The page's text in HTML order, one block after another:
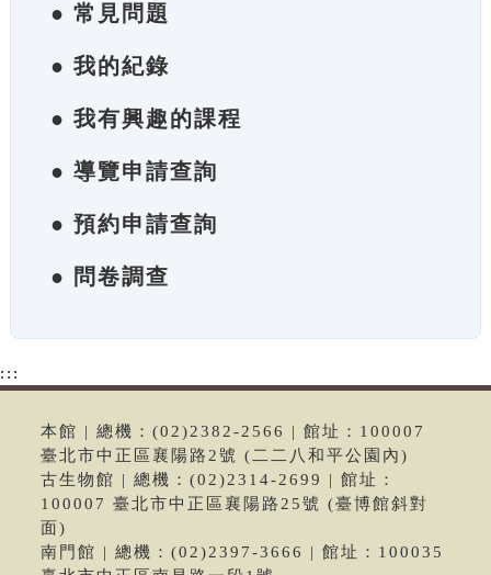
● 常見問題
● 我的紀錄
● 我有興趣的課程
● 導覽申請查詢
● 預約申請查詢
● 問卷調查
:::
本館 | 總機：(02)2382-2566 | 館址：100007
臺北市中正區襄陽路2號 (二二八和平公園內)
古生物館 | 總機：(02)2314-2699 | 館址：
100007 臺北市中正區襄陽路25號 (臺博館斜對
面)
南門館 | 總機：(02)2397-3666 | 館址：100035